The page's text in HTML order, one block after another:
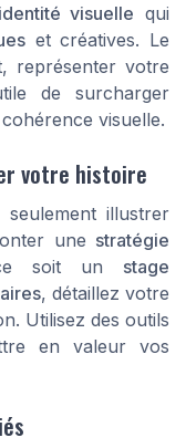
identité visuelle qui
et créatives. Le
représenter votre
de surcharger
visuelle.
votre histoire
illustrer
une stratégie
soit un stage
, détaillez votre
Utilisez des outils
en valeur vos